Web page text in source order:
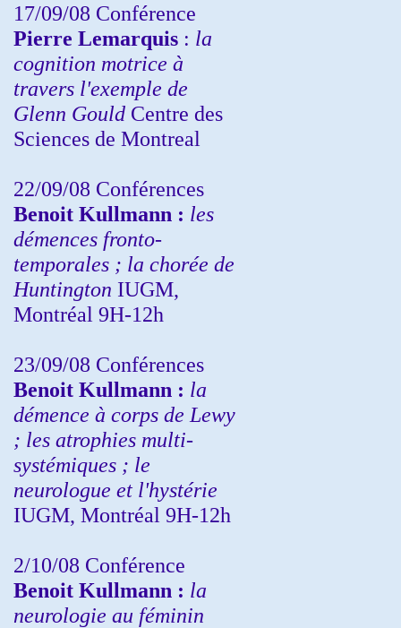
17/09/08 Conférence
Pierre Lemarquis : la
cognition motrice à
travers l'exemple de
Glenn Gould Centre des
Sciences de Montreal
22/09/08 Conférences
Benoit Kullmann : les
démences fronto-
temporales ; la chorée de
Huntington IUGM,
Montréal 9H-12h
23/09/08 Conférences
Benoit Kullmann : la
démence à corps de Lewy
; les atrophies multi-
systémiques ; le
neurologue et l'hystérie
IUGM, Montréal 9H-12h
2/10/08 Conférence
Benoit Kullmann : la
neurologie au féminin